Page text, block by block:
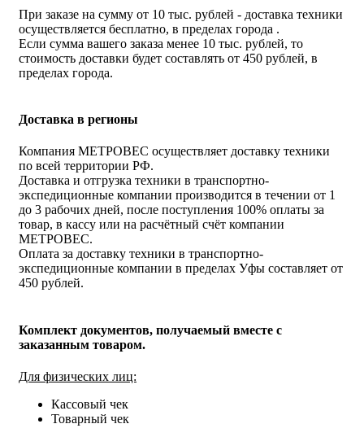
При заказе на сумму от 10 тыс. рублей - доставка техники
осуществляется бесплатно, в пределах города .
Если сумма вашего заказа менее 10 тыс. рублей, то
стоимость доставки будет составлять от 450 рублей, в
пределах города.
Доставка в регионы
Компания МЕТРОВЕС осуществляет доставку техники
по всей территории РФ.
Доставка и отгрузка техники в транспортно-
экспедиционные компании производится в течении от 1
до 3 рабочих дней, после поступления 100% оплаты за
товар, в кассу или на расчётный счёт компании
МЕТРОВЕС.
Оплата за доставку техники в транспортно-
экспедиционные компании в пределах Уфы составляет от
450 рублей.
Комплект документов, получаемый вместе с
заказанным товаром.
Для физических лиц:
Кассовый чек
Товарный чек